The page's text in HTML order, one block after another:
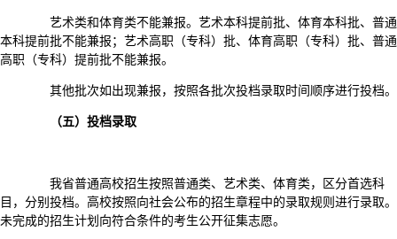
艺术类和体育类不能兼报。艺术本科提前批、体育本科批、普通
本科提前批不能兼报；艺术高职（专科）批、体育高职（专科）批、普通
高职（专科）提前批不能兼报。
其他批次如出现兼报，按照各批次投档录取时间顺序进行投档。
（五）投档录取
我省普通高校招生按照普通类、艺术类、体育类，区分首选科
目，分别投档。高校按照向社会公布的招生章程中的录取规则进行录取。
未完成的招生计划向符合条件的考生公开征集志愿。